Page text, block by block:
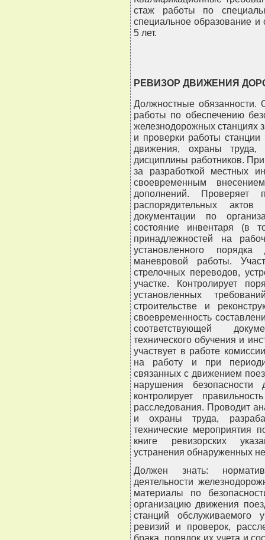
стаж работы по
специальное образование
5 лет.
РЕВИЗОР ДВИЖЕНИЯ
Должностные обязанности.
работы по обеспечению
железнодорожных станциях
и проверки работы станции
движения, охраны труда,
дисциплины работников.
за разработкой местных
своевременным
дополнений. Проверяет
распорядительных
документации по
состояние инвентаря (в
принадлежностей на
установленного
маневровой работы.
стрелочных переводов,
участке. Контролирует
установленных
строительстве и
своевременность
соответствующей
технического обучения и
участвует в работе
на работу и при
связанных с движением
нарушения безопасности
контролирует
расследования. Проводит
и охраны труда,
технические мероприятия
книге ревизорских
устранения обнаруженных
Должен знать:
деятельности
материалы по
организацию движения
станций обслуживаемого
ревизий и проверок,
брака, порядок их учета и